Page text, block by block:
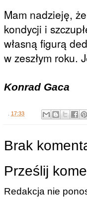
Mam nadzieję,
kondycji i
własną figurą
w zeszłym roku.
Konrad Gaca
. 17:33
Brak
Prześlij
Redakcja nie